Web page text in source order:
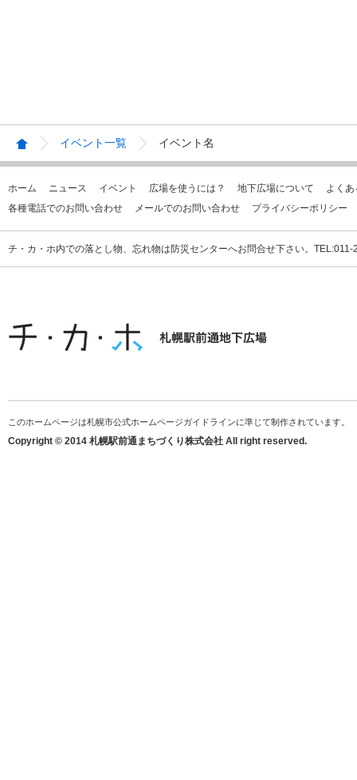
イベント一覧 イベント名
ホーム ニュース イベント 広場を使うには？ 地下広場について
よく
各種電話でのお問い合わせ
メールでのお問い合わせ プライバシーポリシー
チ・カ・ホ内での落とし物、忘れ物は防災センターへお問合せ下さい。
このホームページは札幌市公式ホームページガイドラインに準じて制作されています。
Copyright © 2014 札幌駅前通まちづくり株式会社 All right reserved.